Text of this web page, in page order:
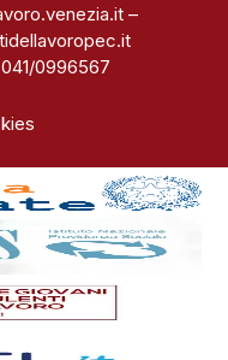
–
0996567